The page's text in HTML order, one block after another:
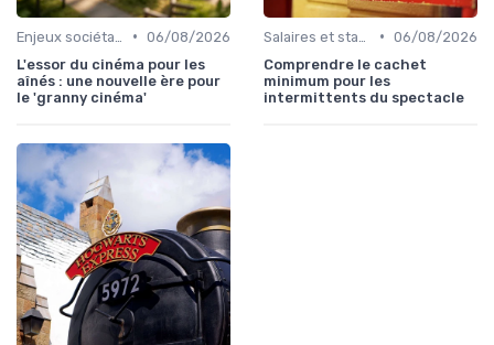
• 06/08/2026
L'essor du cinéma pour les
aînés : une nouvelle ère pour
le 'granny cinéma'
• 06/08/2026
Comprendre le cachet
minimum pour les
intermittents du spectacle